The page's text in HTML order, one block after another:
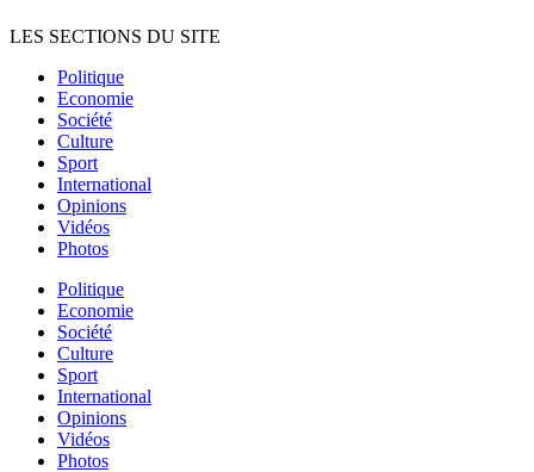
LES SECTIONS DU SITE
Politique
Economie
Société
Culture
Sport
International
Opinions
Vidéos
Photos
Politique
Economie
Société
Culture
Sport
International
Opinions
Vidéos
Photos